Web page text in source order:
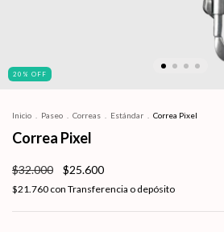
20 % OFF
Inicio Paseo Correas Estándar Correa Pixel
Correa Pixel
$32.000 $25.600
$21.760 con Transferencia o depósito